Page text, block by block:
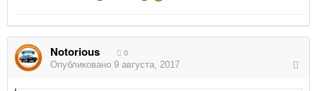
Notorious
0
Опубликовано 9 августа, 2017